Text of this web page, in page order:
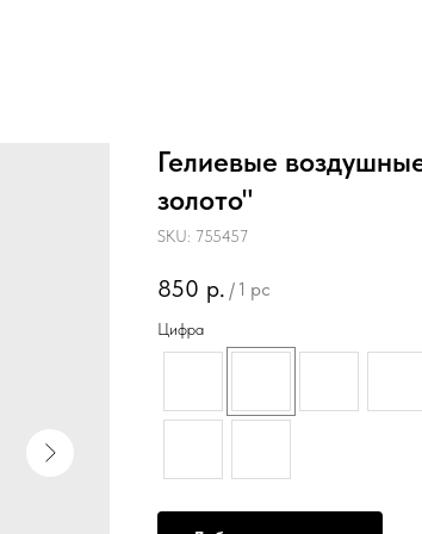
Гелиевые
золото"
SKU: 755457
850 р. / 1 pc
Цифра